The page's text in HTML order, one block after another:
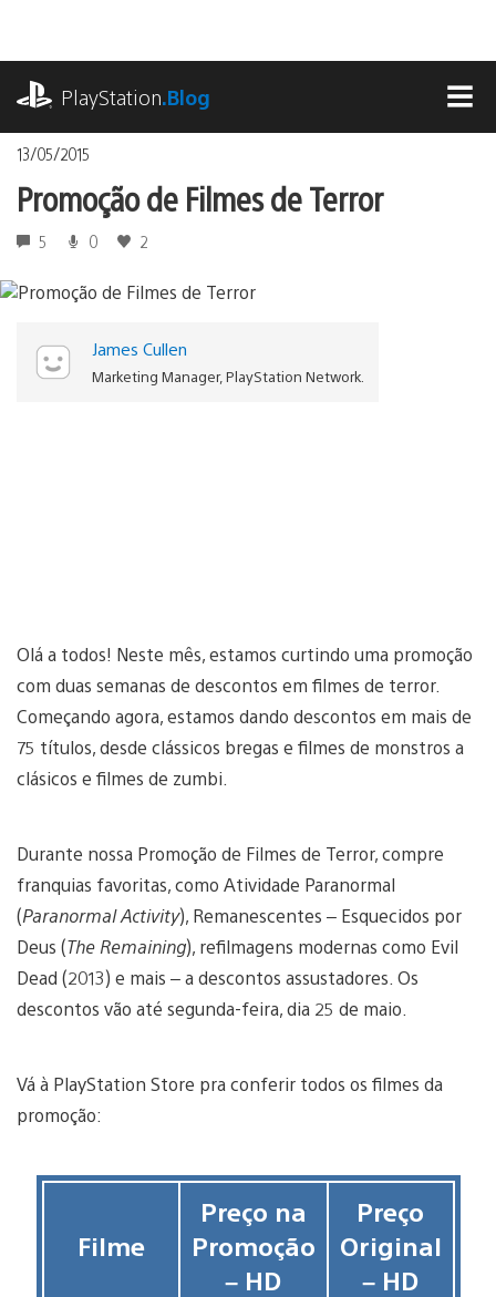
o
conteúdoPlayStation.Blog
13/05/2015
Promoção de Filmes de Terror
5 0 2
James Cullen
Marketing Manager, PlayStation Network.
Olá a todos! Neste mês, estamos curtindo uma promoção
com duas semanas de descontos em filmes de terror.
Começando agora, estamos dando descontos em mais de
75 títulos, desde clássicos bregas e filmes de monstros a
clásicos e filmes de zumbi.
Durante nossa Promoção de Filmes de Terror, compre
franquias favoritas, como Atividade Paranormal
(Paranormal Activity), Remanescentes – Esquecidos por
Deus (The Remaining), refilmagens modernas como Evil
Dead (2013) e mais – a descontos assustadores. Os
descontos vão até segunda-feira, dia 25 de maio.
Vá à PlayStation Store pra conferir todos os filmes da
promoção:
Filme
Preço na
Promoção
– HD
Preço
Original
– HD